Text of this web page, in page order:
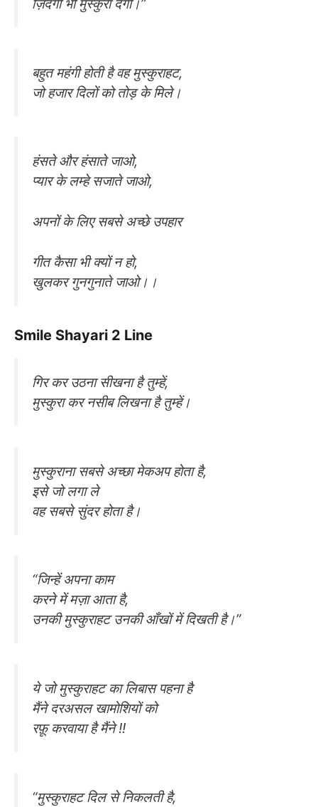
बहुत महंगी होती है वह मुस्कुराहट,
जो हजार दिलों को तोड़ के मिले।
हंसते और हंसाते जाओ,
प्यार के लम्हे सजाते जाओ,
अपनों के लिए सबसे अच्छे उपहार
गीत कैसा भी क्यों न हो,
खुलकर गुनगुनाते जाओ।।
Smile Shayari 2 Line
गिर कर उठना सीखना है तुम्हें,
मुस्कुरा कर नसीब लिखना है तुम्हें।
मुस्कुराना सबसे अच्छा मेकअप होता है,
इसे जो लगा ले
वह सबसे सुंदर होता है।
“जिन्हें अपना काम
करने में मज़ा आता है,
उनकी मुस्कुराहट उनकी आँखों में दिखती है।”
ये जो मुस्कुराहट का लिबास पहना है
मैंने दरअसल खामोशियों को
रफ़ू करवाया है मैंने !!
“मुस्कुराहट दिल से निकलती है,